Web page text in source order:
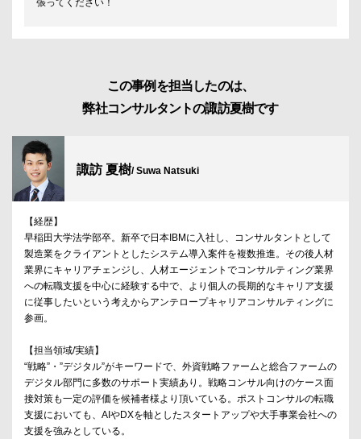
張ってください！
この事例を担当したのは、
弊社コンサルタントの諏訪夏樹です
諏訪 夏樹/ Suwa Natsuki
【経歴】
早稲田大学法学部卒。新卒で日本IBMに入社し、コンサルタントとして
製造業をクライアントとしたシステム導入案件を複数推進。その後人材
業界にキャリアチェンジし、人材エージェントでコンサルティング業界
への転職支援を中心に経験する中で、より個人の長期的なキャリア支援
に従事したいという考えからアンテロープキャリアコンサルティングに
参画。
【担当領域/実績】
“戦略”・”デジタル”がキーワードで、外資戦略ファームと総合ファームの
デジタル部門に多数のサポート実績あり。戦略コンサル向けのケース面
接対策も一定の評価を候補者様より頂いている。ポストコンサルの転職
支援においても、AIやDXを軸としたスタートアップや大手事業会社への
支援を強みとしている。